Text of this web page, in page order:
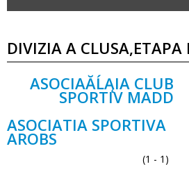
DIVIZIA A CLUSA,ETAPA
ASOCIAĂĹĄIA CLUB
SPORTIV MADD
ASOCIATIA SPORTIVA
AROBS
(1 - 1)